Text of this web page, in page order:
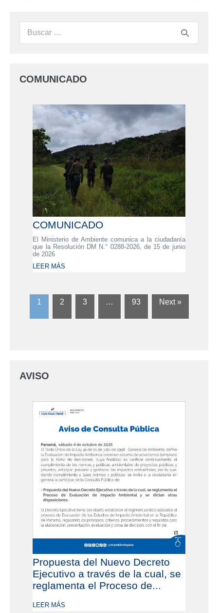
COMUNICADO
COMUNICADO
El Ministerio de Ambiente comunica a la ciudadanía
que la Resolución DM N.° 0288-2026, de 15 de junio
de 2026
LEER MÁS
1 2 3 … 93 Next »
AVISO
Propuesta del Nuevo Decreto
Ejecutivo a través de la cual, se
reglamenta el Proceso de...
LEER MÁS